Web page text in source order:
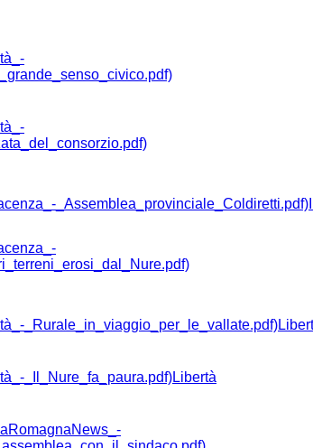
Libertà